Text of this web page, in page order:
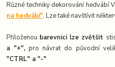
Různé techniky dekorování hedvábí
na hedvábí". Lze také navštívit
Přiloženou barevnici lze zvětšit
a "+", pro návrat do původní
"CTRL" a "-"